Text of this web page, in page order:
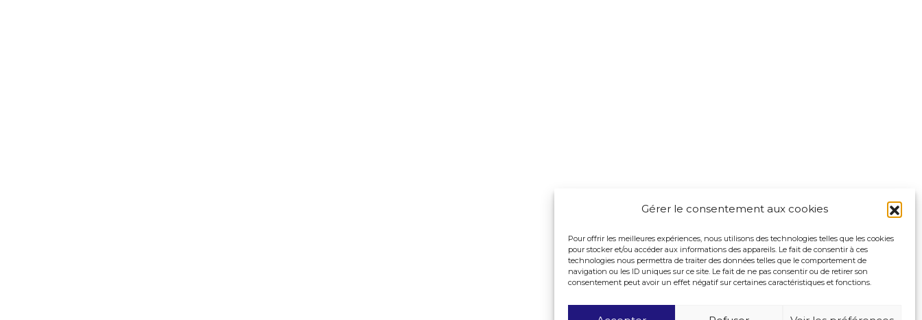
Gérer le consentement aux cookies
Pour offrir les meilleures expériences, nous utilisons des technologies telles que les cookies
pour stocker et/ou accéder aux informations des appareils. Le fait de consentir à ces
technologies nous permettra de traiter des données telles que le comportement de
navigation ou les ID uniques sur ce site. Le fait de ne pas consentir ou de retirer son
consentement peut avoir un effet négatif sur certaines caractéristiques et fonctions.